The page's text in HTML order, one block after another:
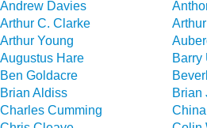
Andrew Davies
Arthur C. Clarke
Arthur Young
Augustus Hare
Barry
Ben Goldacre
Brian Aldiss
Brian
Charles Cumming